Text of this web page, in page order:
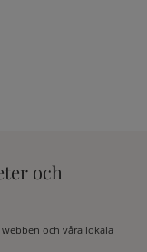
och
och våra lokala